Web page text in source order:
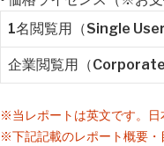
1名閲覧用（Single User
企業閲覧用（Corporate
※当レポートは英文です。日
※下記記載のレポート概要・